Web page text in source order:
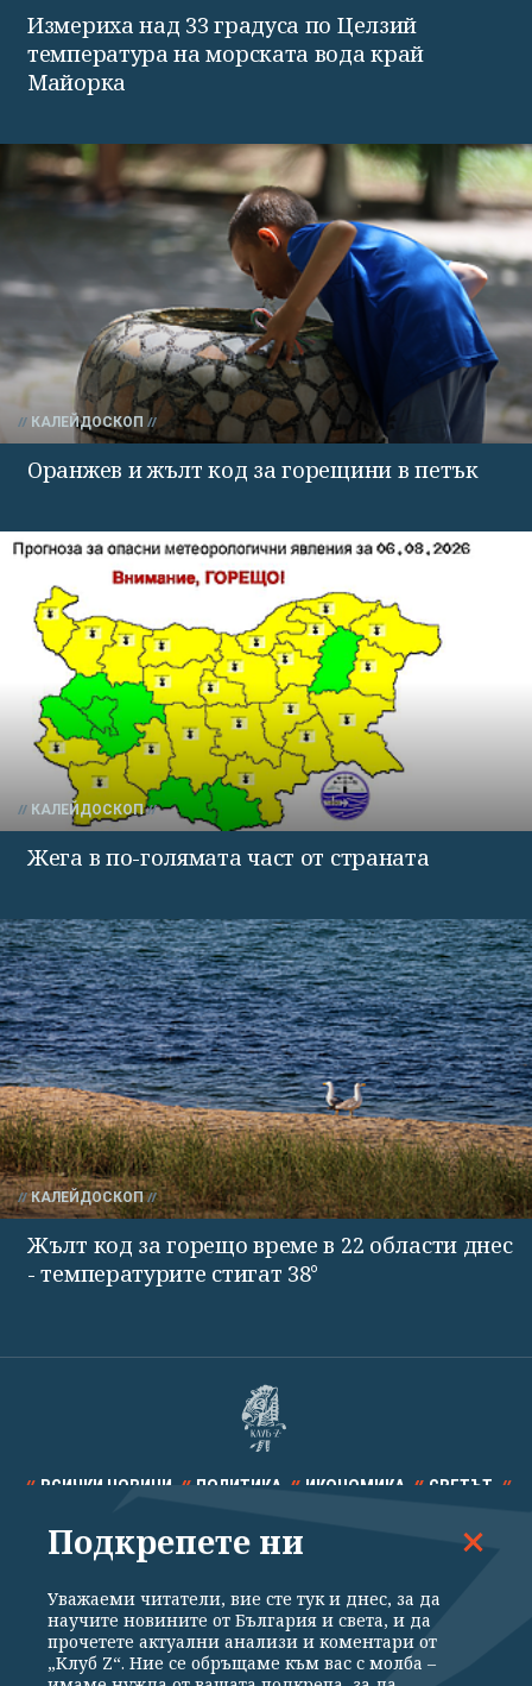
Измериха над 33 градуса по Целзий
температура на морската вода край
Майорка
КАЛЕЙДОСКОП
Оранжев и жълт код за горещини в петък
КАЛЕЙДОСКОП
Жега в по-голямата част от страната
КАЛЕЙДОСКОП
Жълт код за горещо време в 22 области днес
- температурите стигат 38°
ВСИЧКИ НОВИНИ ПОЛИТИКА ИКОНОМИКА СВЕТЪТ
СПОРТ КУЛТУРА ТЕХНОЛОГИИ КАЛЕЙДОСКОП
Подкрепете ни
Уважаеми читатели, вие сте тук и днес, за да
научите новините от България и света, и да
прочетете актуални анализи и коментари от
„Клуб Z“. Ние се обръщаме към вас с молба –